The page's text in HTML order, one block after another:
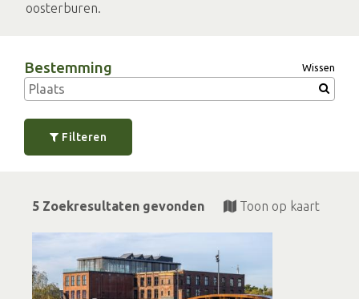
oosterburen.
Bestemming Wissen
Filteren
5 Zoekresultaten gevonden Toon op kaart